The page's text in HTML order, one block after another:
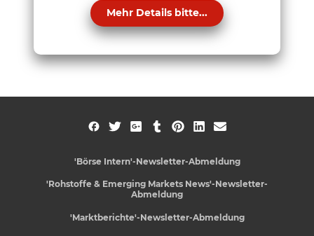
Mehr Details bitte...
'Börse Intern'-Newsletter-Abmeldung
'Rohstoffe & Emerging Markets News'-Newsletter-
Abmeldung
'Marktberichte'-Newsletter-Abmeldung